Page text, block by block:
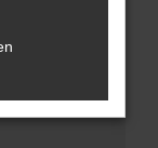
versucht
Du kannst
der